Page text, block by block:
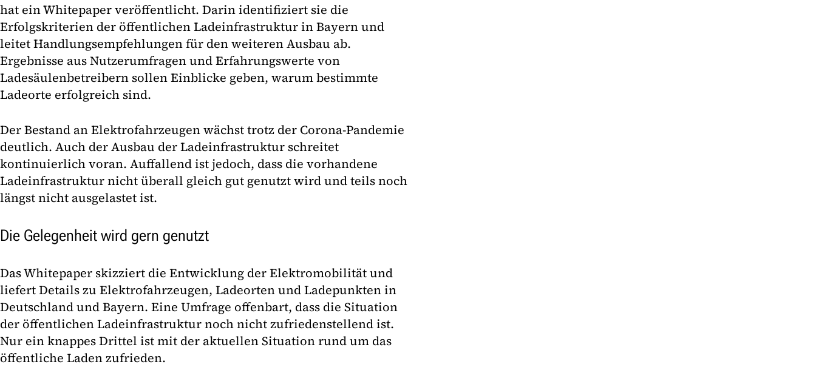
hat ein Whitepaper veröffentlicht. Darin identifiziert sie die
Erfolgskriterien der öffentlichen Ladeinfrastruktur in Bayern und
leitet Handlungsempfehlungen für den weiteren Ausbau ab.
Ergebnisse aus Nutzerumfragen und Erfahrungswerte von
Ladesäulenbetreibern sollen Einblicke geben, warum bestimmte
Ladeorte erfolgreich sind.
Der Bestand an Elektrofahrzeugen wächst trotz der Corona-Pandemie
deutlich. Auch der Ausbau der Ladeinfrastruktur schreitet
kontinuierlich voran. Auffallend ist jedoch, dass die vorhandene
Ladeinfrastruktur nicht überall gleich gut genutzt wird und teils noch
längst nicht ausgelastet ist.
Die Gelegenheit wird gern genutzt
Das Whitepaper skizziert die Entwicklung der Elektromobilität und
liefert Details zu Elektrofahrzeugen, Ladeorten und Ladepunkten in
Deutschland und Bayern. Eine Umfrage offenbart, dass die Situation
der öffentlichen Ladeinfrastruktur noch nicht zufriedenstellend ist.
Nur ein knappes Drittel ist mit der aktuellen Situation rund um das
öffentliche Laden zufrieden.